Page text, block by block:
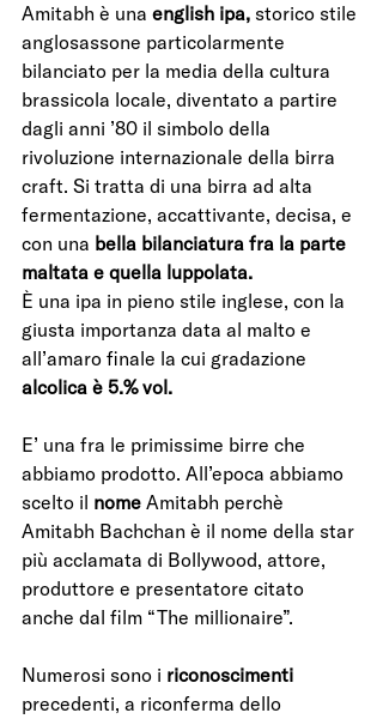
Amitabh è una english ipa, storico stile
anglosassone particolarmente
bilanciato per la media della cultura
brassicola locale, diventato a partire
dagli anni ’80 il simbolo della
rivoluzione internazionale della birra
craft. Si tratta di una birra ad alta
fermentazione, accattivante, decisa, e
con una bella bilanciatura fra la parte
maltata e quella luppolata.
È una ipa in pieno stile inglese, con la
giusta importanza data al malto e
all’amaro finale la cui gradazione
alcolica è 5.% vol.
E’ una fra le primissime birre che
abbiamo prodotto. All’epoca abbiamo
scelto il nome Amitabh perchè
Amitabh Bachchan è il nome della star
più acclamata di Bollywood, attore,
produttore e presentatore citato
anche dal film “The millionaire”.
Numerosi sono i riconoscimenti
precedenti, a riconferma dello